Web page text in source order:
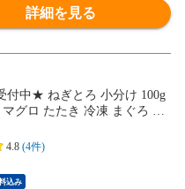
詳細を見る
付中★ ねぎとろ 小分け 100g
グロ たたき 冷凍 まぐろ 鮪
ほどおトク☆通常7120円→半
ール】
4.8 (4件)
込み